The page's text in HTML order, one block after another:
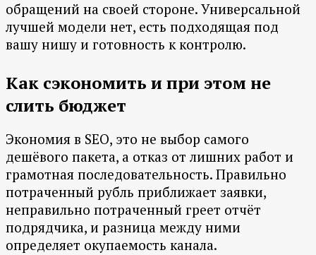
обращений на своей стороне. Универсальной
лучшей модели нет, есть подходящая под
вашу нишу и готовность к контролю.
Как сэкономить и при этом не
слить бюджет
Экономия в SEO, это не выбор самого
дешёвого пакета, а отказ от лишних работ и
грамотная последовательность. Правильно
потраченный рубль приближает заявки,
неправильно потраченный греет отчёт
подрядчика, и разница между ними
определяет окупаемость канала.